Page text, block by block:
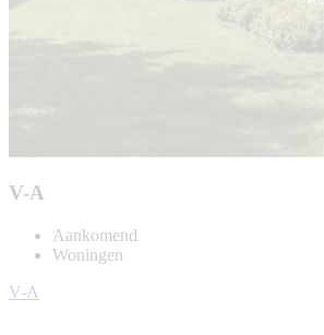
V-A
Aankomend
Woningen
V-A